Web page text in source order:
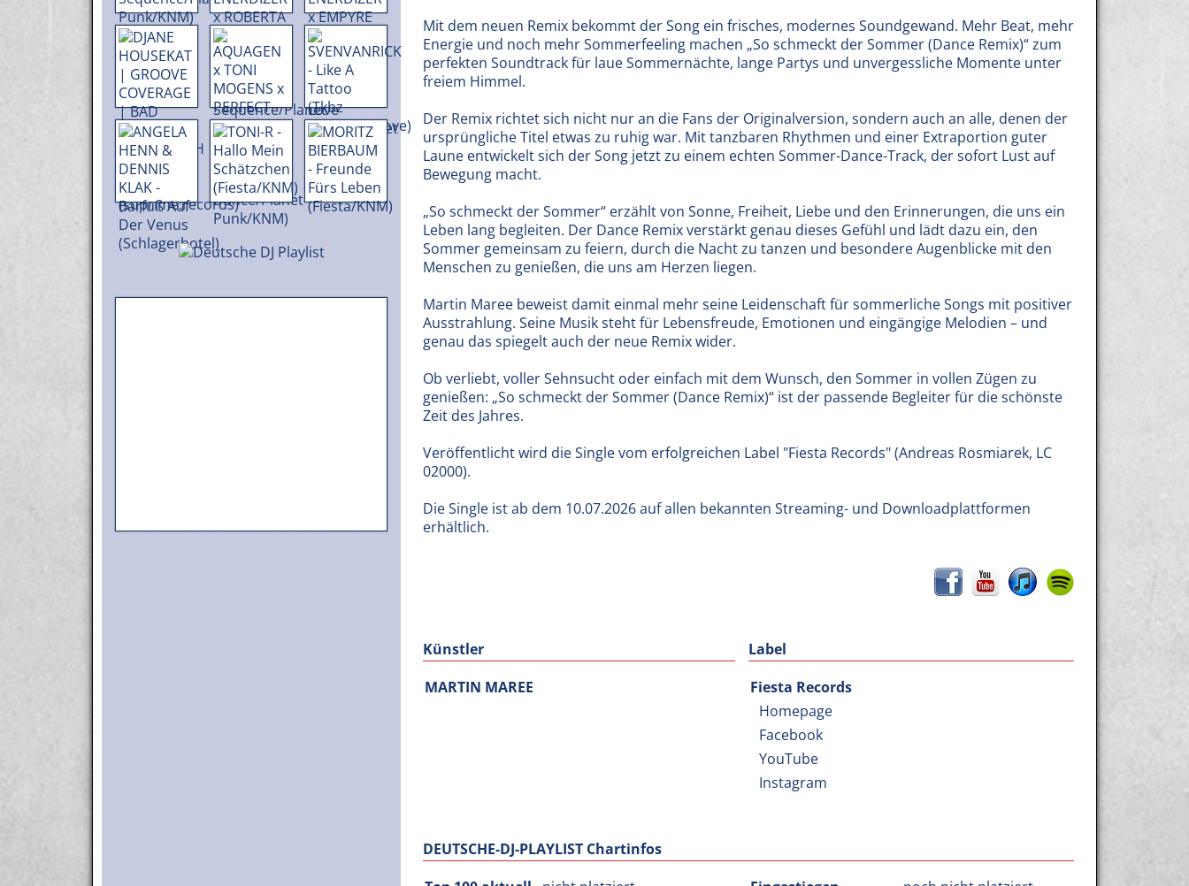
Mit dem neuen Remix bekommt der Song ein frisches, modernes Soundgewand. Mehr Beat, mehr
Energie und noch mehr Sommerfeeling machen „So schmeckt der Sommer (Dance Remix)“ zum
perfekten Soundtrack für laue Sommernächte, lange Partys und unvergessliche Momente unter
freiem Himmel.
Der Remix richtet sich nicht nur an die Fans der Originalversion, sondern auch an alle, denen der
ursprüngliche Titel etwas zu ruhig war. Mit tanzbaren Rhythmen und einer Extraportion guter
Laune entwickelt sich der Song jetzt zu einem echten Sommer-Dance-Track, der sofort Lust auf
Bewegung macht.
„So schmeckt der Sommer“ erzählt von Sonne, Freiheit, Liebe und den Erinnerungen, die uns ein
Leben lang begleiten. Der Dance Remix verstärkt genau dieses Gefühl und lädt dazu ein, den
Sommer gemeinsam zu feiern, durch die Nacht zu tanzen und besondere Augenblicke mit den
Menschen zu genießen, die uns am Herzen liegen.
Martin Maree beweist damit einmal mehr seine Leidenschaft für sommerliche Songs mit positiver
Ausstrahlung. Seine Musik steht für Lebensfreude, Emotionen und eingängige Melodien – und
genau das spiegelt auch der neue Remix wider.
Ob verliebt, voller Sehnsucht oder einfach mit dem Wunsch, den Sommer in vollen Zügen zu
genießen: „So schmeckt der Sommer (Dance Remix)“ ist der passende Begleiter für die schönste
Zeit des Jahres.
Veröffentlicht wird die Single vom erfolgreichen Label "Fiesta Records" (Andreas Rosmiarek, LC
02000).
Die Single ist ab dem 10.07.2026 auf allen bekannten Streaming- und Downloadplattformen
erhältlich.
Künstler
MARTIN MAREE
Label
Fiesta Records
Homepage
Facebook
YouTube
Instagram
DEUTSCHE-DJ-PLAYLIST Chartinfos